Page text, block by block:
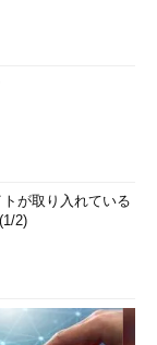
が取り入れている
2)